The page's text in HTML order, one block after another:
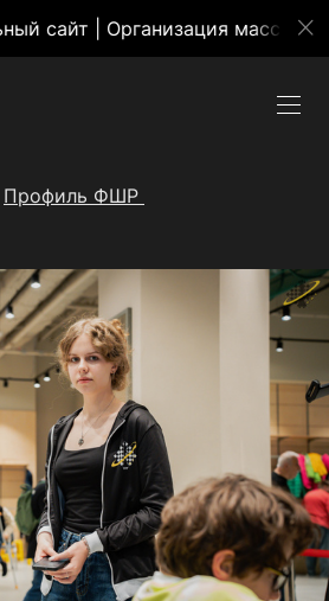
массовых
Профиль ФШР